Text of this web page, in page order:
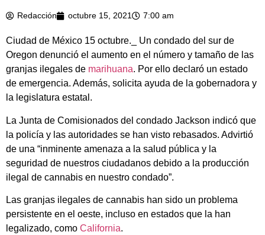
Redacción octubre 15, 2021 7:00 am
Ciudad de México 15 octubre._ Un condado del sur de
Oregon denunció el aumento en el número y tamaño de las
granjas ilegales de marihuana. Por ello declaró un estado
de emergencia. Además, solicita ayuda de la gobernadora y
la legislatura estatal.
La Junta de Comisionados del condado Jackson indicó que
la policía y las autoridades se han visto rebasados. Advirtió
de una “inminente amenaza a la salud pública y la
seguridad de nuestros ciudadanos debido a la producción
ilegal de cannabis en nuestro condado”.
Las granjas ilegales de cannabis han sido un problema
persistente en el oeste, incluso en estados que la han
legalizado, como California.